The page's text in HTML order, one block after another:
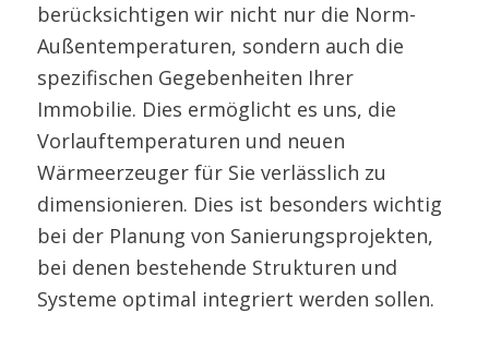
berücksichtigen wir nicht nur die Norm-
Außentemperaturen, sondern auch die
spezifischen Gegebenheiten Ihrer
Immobilie. Dies ermöglicht es uns, die
Vorlauftemperaturen und neuen
Wärmeerzeuger für Sie verlässlich zu
dimensionieren. Dies ist besonders wichtig
bei der Planung von Sanierungsprojekten,
bei denen bestehende Strukturen und
Systeme optimal integriert werden sollen.